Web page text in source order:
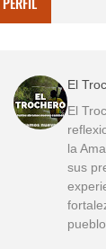
El
El
la
sus